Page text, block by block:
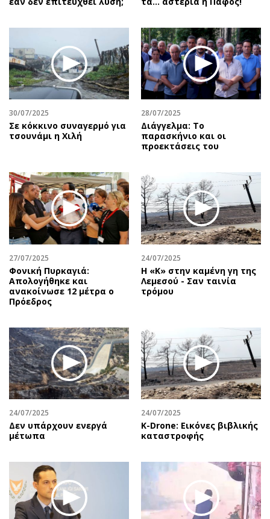
30/07/2025
Σε κόκκινο συναγερμό για
τσουνάμι η Χιλή
28/07/2025
Διάγγελμα: Το
παρασκήνιο και οι
προεκτάσεις του
27/07/2025
Φονική Πυρκαγιά:
Απολογήθηκε και
ανακοίνωσε 12 μέτρα ο
Πρόεδρος
24/07/2025
Η «Κ» στην καμένη γη της
Λεμεσού - Σαν ταινία
τρόμου
24/07/2025
Δεν υπάρχουν ενεργά
μέτωπα
24/07/2025
Κ-Drone: Εικόνες βιβλικής
καταστροφής